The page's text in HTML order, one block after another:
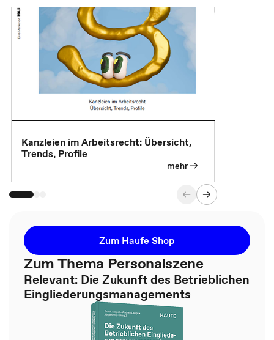
Kanzleien im Arbeitsrecht: Übersicht,
Trends, Profile
mehr
Zum Haufe Shop
Zum Thema Personalszene
Relevant: Die Zukunft des Betrieblichen
Eingliederungsmanagements